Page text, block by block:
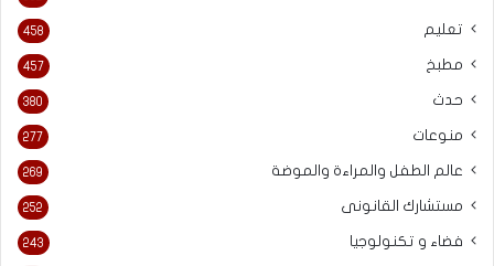
تعليم 458
مطبخ 457
حدث 380
منوعات 277
عالم الطفل والمراءة والموضة 269
مستشارك القانونى 252
فضاء و تكنولوجيا 243